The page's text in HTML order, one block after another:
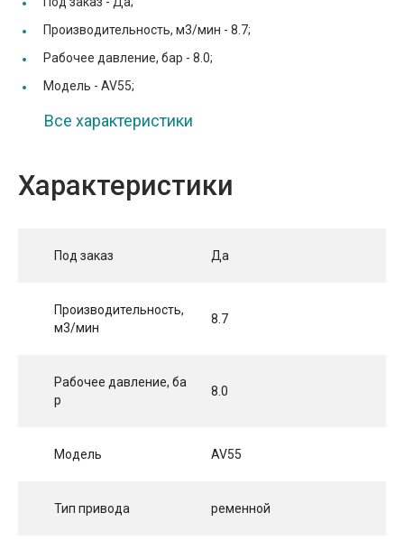
Производительность, м3/мин - 8.7;
Рабочее давление, бар - 8.0;
Модель - AV55;
Все характеристики
Характеристики
Под заказ Да
Производительность,
м3/мин
8.7
Рабочее давление, ба
р
8.0
Модель AV55
Тип привода ременной